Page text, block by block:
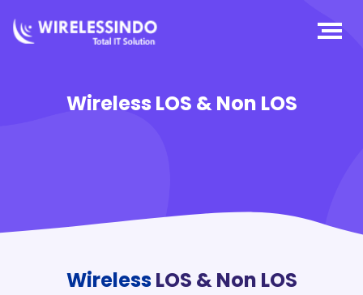
Wireless LOS & Non LOS
WirelessLOS & Non LOS